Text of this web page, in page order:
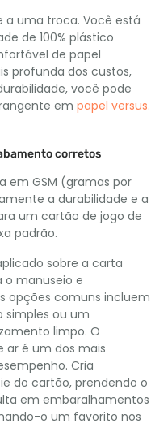
a uma troca. Você está
de 100% plástico
de papel
profunda dos custos,
você pode
em papel versus.
corretos
em GSM (gramas por
a durabilidade e a
um cartão de jogo de
padrão.
sobre a carta
o manuseio e
opções comuns incluem
simples ou um
limpo. O
é um dos mais
Cria
do cartão, prendendo o
em embaralhamentos
o um favorito nos